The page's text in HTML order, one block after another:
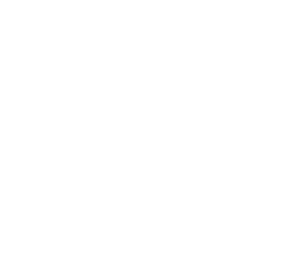
Lafite